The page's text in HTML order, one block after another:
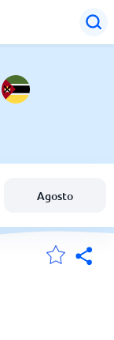
Agosto